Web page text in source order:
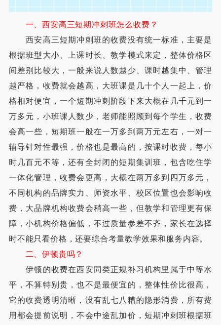
一、西安高三短期冲刺班怎么收费？
西安高三短期冲刺班的收费没有统一标准，主要是
根据班型大小、上课时长、教学模式来定，整体价格区
间差别比较大，一般来说人数越少、课时越集中、管理
越严格，收费就会越高，大班课是几十个人一起上，价
格相对便宜，一个短期冲刺阶段下来大概在几千元到一
万多元，小班课人数少，老师能照顾到每个学生，收费
会高一些，短期班一般在一万多到两万元左右，一对一
辅导针对性最强，价格也是最高的，按课时收费，每小
时几百元不等，还有全封闭的短期集训班，包含吃住学
一体化管理，收费会更高，大概在两万多到四万多元，
不同机构的品牌实力、师资水平、校区位置也会影响收
费，大品牌机构收费会稍高一些，但教学和管理更有保
障，小机构价格偏低，不过质量参差不齐，家长在选择
时不能只看价格，还要综合考量教学效果和服务内容。
二、伊顿贵吗？
伊顿的收费在西安同类正规补习机构里属于中等水
平，不算特别贵，也不是最便宜的，整体性价比很高，
它的收费透明清晰，没有乱七八糟的隐形消费，所有费
用都会提前说明，不会中途乱加价，短期冲刺班根据班